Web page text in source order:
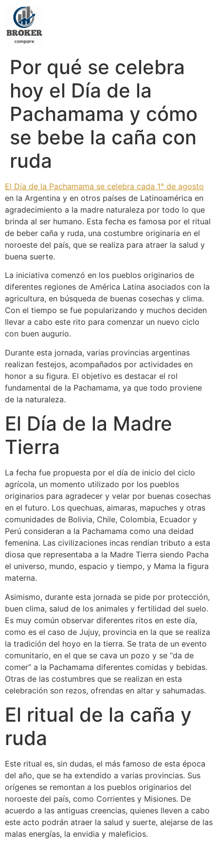
Por qué se celebra
hoy el Día de la
Pachamama y cómo
se bebe la caña con
ruda
El Día de la Pachamama se celebra cada 1° de agosto
en la Argentina y en otros países de Latinoamérica en
agradecimiento a la madre naturaleza por todo lo que
brinda al ser humano. Esta fecha es famosa por el ritual
de beber caña y ruda, una costumbre originaria en el
noroeste del país, que se realiza para atraer la salud y
buena suerte.
La iniciativa comenzó en los pueblos originarios de
diferentes regiones de América Latina asociados con la
agricultura, en búsqueda de buenas cosechas y clima.
Con el tiempo se fue popularizando y muchos deciden
llevar a cabo este rito para comenzar un nuevo ciclo
con buen augurio.
Durante esta jornada, varias provincias argentinas
realizan festejos, acompañados por actividades en
honor a su figura. El objetivo es destacar el rol
fundamental de la Pachamama, ya que todo proviene
de la naturaleza.
El Día de la Madre
Tierra
La fecha fue propuesta por el día de inicio del ciclo
agrícola, un momento utilizado por los pueblos
originarios para agradecer y velar por buenas cosechas
en el futuro. Los quechuas, aimaras, mapuches y otras
comunidades de Bolivia, Chile, Colombia, Ecuador y
Perú consideran a la Pachamama como una deidad
femenina. Las civilizaciones incas rendían tributo a esta
diosa que representaba a la Madre Tierra siendo Pacha
el universo, mundo, espacio y tiempo, y Mama la figura
materna.
Asimismo, durante esta jornada se pide por protección,
buen clima, salud de los animales y fertilidad del suelo.
Es muy común observar diferentes ritos en este día,
como es el caso de Jujuy, provincia en la que se realiza
la tradición del hoyo en la tierra. Se trata de un evento
comunitario, en el que se cava un pozo y se “da de
comer” a la Pachamama diferentes comidas y bebidas.
Otras de las costumbres que se realizan en esta
celebración son rezos, ofrendas en altar y sahumadas.
El ritual de la caña y
ruda
Este ritual es, sin dudas, el más famoso de esta época
del año, que se ha extendido a varias provincias. Sus
orígenes se remontan a los pueblos originarios del
noroeste del país, como Corrientes y Misiones. De
acuerdo a las antiguas creencias, quienes lleven a cabo
este acto podrán atraer la salud y suerte, alejarse de las
malas energías, la envidia y maleficios.